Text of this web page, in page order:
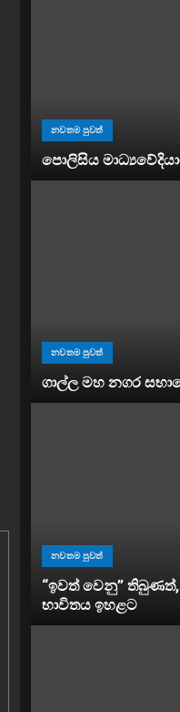
නවතම පුවත්
පොලිසිය
නවතම පුවත්
ගාල්ල මහ නගර
නවතම පුවත්
“ඉවත් වෙනු” තිබුණත්,
භාවිතය ඉහළට